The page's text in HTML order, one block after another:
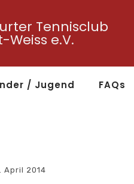
Tennisclub
Weiss e.V.
/ Jugend FAQs
April 2014